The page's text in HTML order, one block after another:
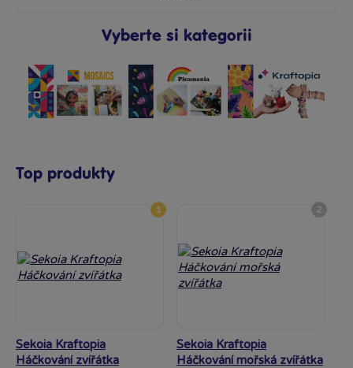
Vyberte si kategorii
Top produkty
1
Sekoia Kraftopia
Háčkování zvířátka
2
Sekoia Kraftopia
Háčkování mořská zvířátka